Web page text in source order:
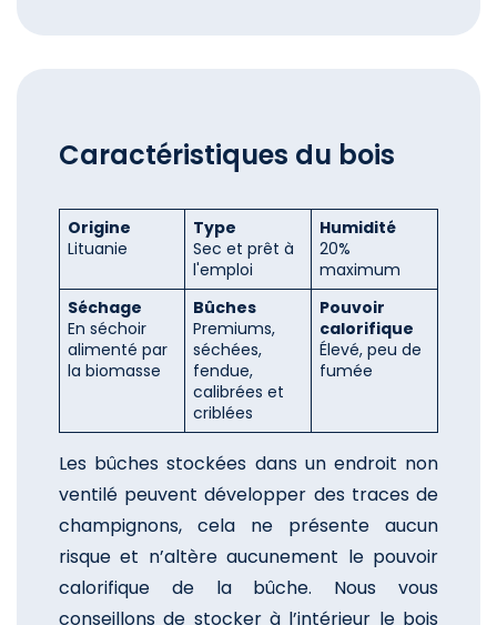
Caractéristiques du bois
Origine
Lituanie
Type
Sec et prêt à
l'emploi
Humidité
20%
maximum
Séchage
En séchoir
alimenté par
la biomasse
Bûches
Premiums,
séchées,
fendue,
calibrées et
criblées
Pouvoir
calorifique
Élevé, peu de
fumée
Les bûches stockées dans un endroit non
ventilé peuvent développer des traces de
champignons, cela ne présente aucun
risque et n’altère aucunement le pouvoir
calorifique de la bûche. Nous vous
conseillons de stocker à l’intérieur le bois